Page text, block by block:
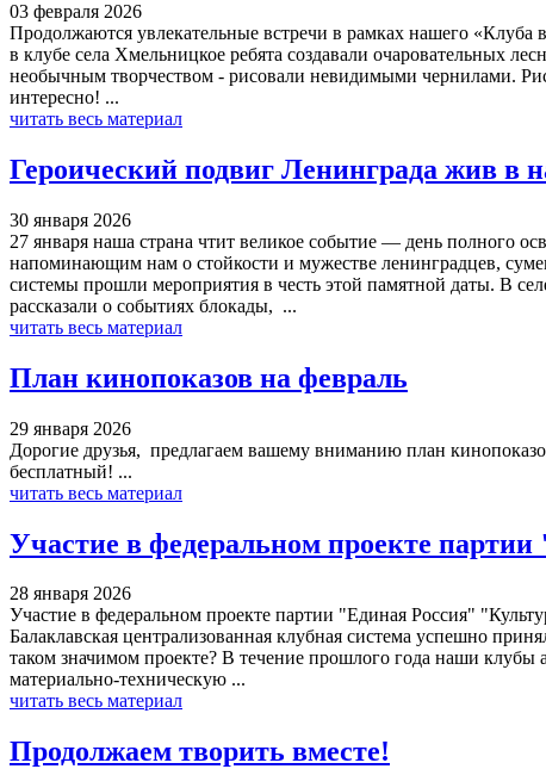
03 февраля 2026
Продолжаются увлекательные встречи в рамках нашего
в клубе села Хмельницкое ребята создавали очаровательных
необычным творчеством - рисовали невидимыми чернилами.
интересно! ...
читать весь материал
Героический подвиг Ленинграда жив в
30 января 2026
27 января наша страна чтит великое событие — день полного
напоминающим нам о стойкости и мужестве ленинградцев,
системы прошли мероприятия в честь этой памятной даты. В
рассказали о событиях блокады, ...
читать весь материал
План кинопоказов на февраль
29 января 2026
Дорогие друзья, предлагаем вашему вниманию план
бесплатный! ...
читать весь материал
Участие в федеральном проекте
28 января 2026
Участие в федеральном проекте партии "Единая Россия"
Балаклавская централизованная клубная система успешно
таком значимом проекте? В течение прошлого года наши
материально-техническую ...
читать весь материал
Продолжаем творить вместе!